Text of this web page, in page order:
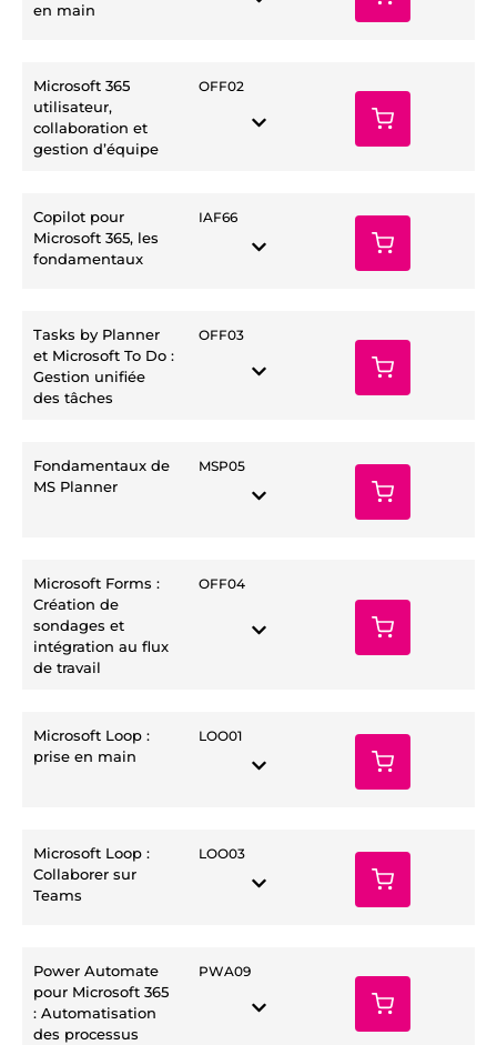
en main
Microsoft 365
utilisateur,
collaboration et
gestion d’équipe
OFF02
Copilot pour
Microsoft 365, les
fondamentaux
IAF66
Tasks by Planner
et Microsoft To Do :
Gestion unifiée
des tâches
OFF03
Fondamentaux de
MS Planner
MSP05
Microsoft Forms :
Création de
sondages et
intégration au flux
de travail
OFF04
Microsoft Loop :
prise en main
LOO01
Microsoft Loop :
Collaborer sur
Teams
LOO03
Power Automate
pour Microsoft 365
: Automatisation
des processus
PWA09